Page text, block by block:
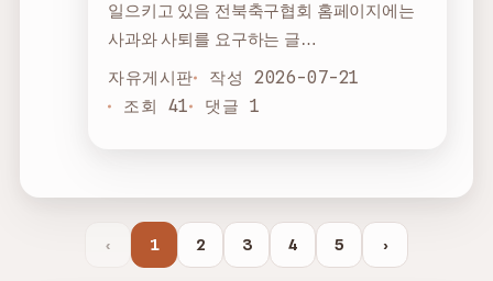
일으키고 있음 전북축구협회 홈페이지에는
사과와 사퇴를 요구하는 글…
자유게시판
작성 2026-07-21
조회 41
댓글 1
‹ 1 2 3 4 5 ›